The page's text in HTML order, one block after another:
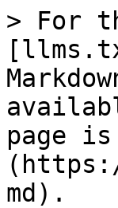
> For
page
md).